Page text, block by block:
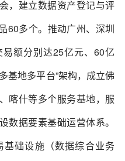
，建立数据资产登记与评
60多个。推动广州、深圳
额分别达25亿元、60亿
基地多平台”架构，成立佛
喀什等多个服务基地，服
数据要素基础运营体系。
础设施（数据综合业务